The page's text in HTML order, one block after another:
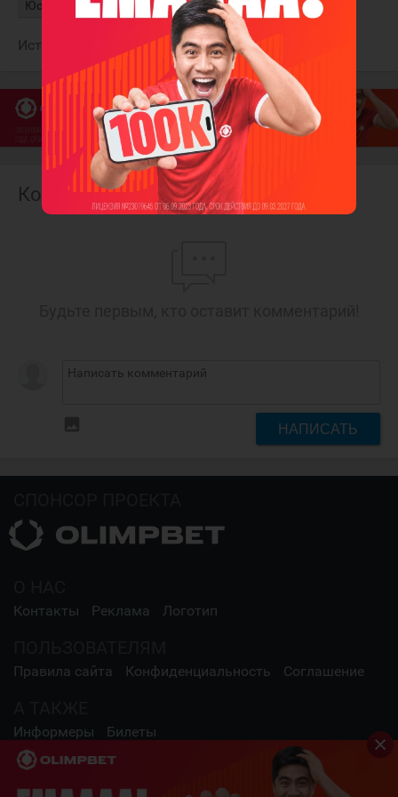
Юсупов Владислав
Источник: ХК "Трактор"
Комментарии
НАПИСАТЬ
Контакты Реклама Логотип
Правила сайта Конфиденциальность Соглашение
Информеры Билеты
СОЦИАЛЬНЫЕ СЕТИ